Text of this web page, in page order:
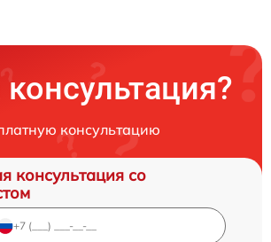
консультацию
консультация со